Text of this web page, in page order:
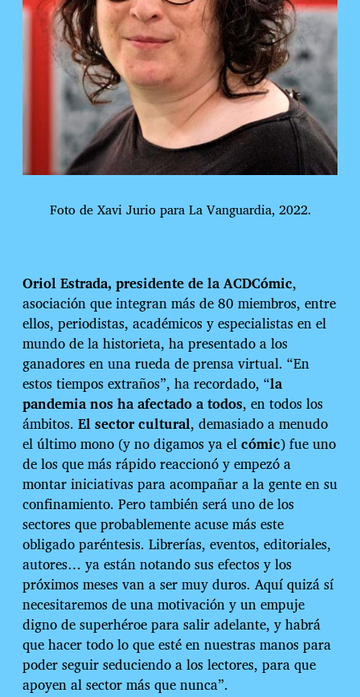
Foto de Xavi Jurio para La Vanguardia, 2022.
Oriol Estrada, presidente de la ACDCómic,
asociación que integran más de 80 miembros, entre
ellos, periodistas, académicos y especialistas en el
mundo de la historieta, ha presentado a los
ganadores en una rueda de prensa virtual. “En
estos tiempos extraños”, ha recordado, “la
pandemia nos ha afectado a todos, en todos los
ámbitos. El sector cultural, demasiado a menudo
el último mono (y no digamos ya elcómic) fue uno
de los que más rápido reaccionó y empezó a
montar iniciativas para acompañar a la gente en su
confinamiento. Pero también será uno de los
sectores que probablemente acuse más este
obligado paréntesis. Librerías, eventos, editoriales,
autores… ya están notando sus efectos y los
próximos meses van a ser muy duros. Aquí quizá sí
necesitaremos de una motivación y un empuje
digno de superhéroe para salir adelante, y habrá
que hacer todo lo que esté en nuestras manos para
poder seguir seduciendo a los lectores, para que
apoyen al sector más que nunca”.